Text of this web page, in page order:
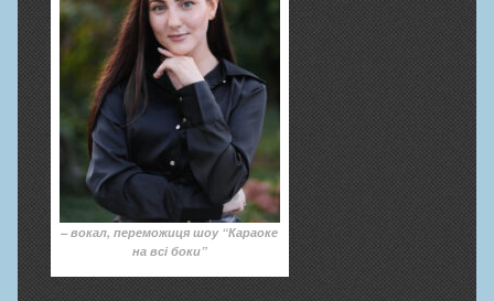
– вокал, переможиця шоу “Караоке
на всі боки”